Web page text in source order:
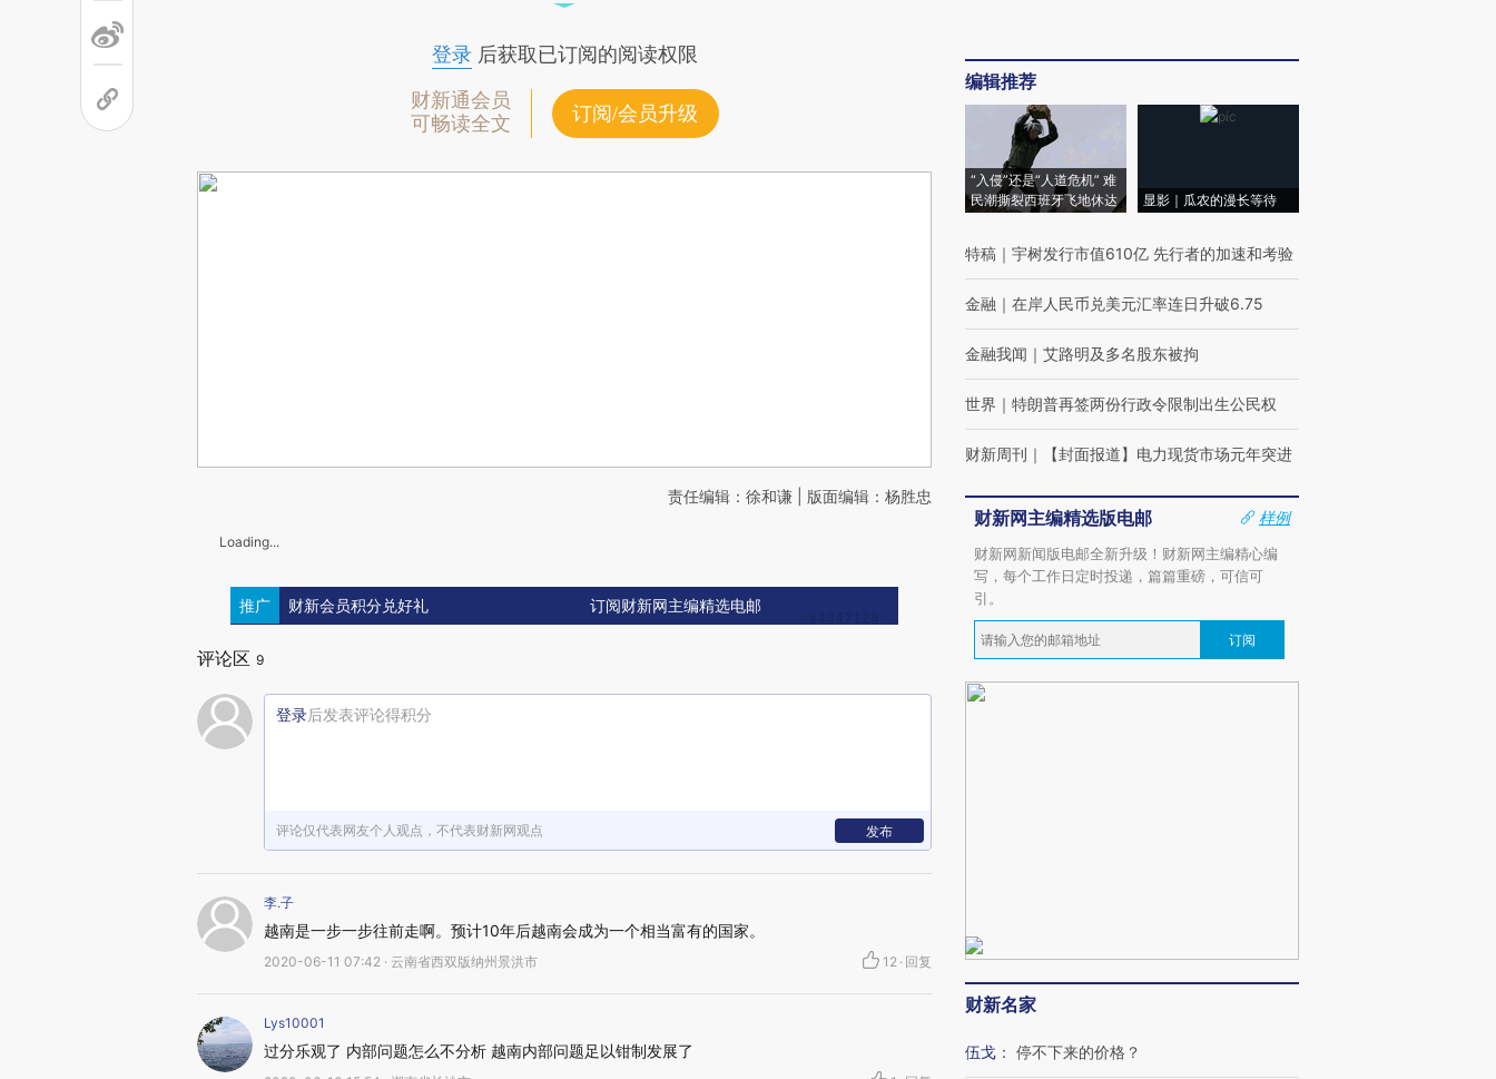
登录后获取已订阅的阅读权限
财新通会员
可畅读全文
订阅/会员升级
责任编辑：徐和谦 | 版面编辑：杨胜忠
Loading...
推广 财新会员积分兑好礼 订阅财新网主编精选电邮
评论区 9
登录后发表评论得积分
评论仅代表网友个人观点，不代表财新网观点 发布
李.子
越南是一步一步往前走啊。预计10年后越南会成为一个相当富有的国家。
2020-06-11 07:42 · 云南省西双版纳州景洪市 12 · 回复
Lys10001
过分乐观了 内部问题怎么不分析 越南内部问题足以钳制发展了
编辑推荐
“入侵”还是“人道危机” 难
民潮撕裂西班牙飞地休达
显影｜瓜农的漫长等待
特稿 ｜ 宇树发行市值610亿 先行者的加速和考验
金融 ｜ 在岸人民币兑美元汇率连日升破6.75
金融我闻 ｜ 艾路明及多名股东被拘
世界 ｜ 特朗普再签两份行政令限制出生公民权
财新周刊 ｜ 【封面报道】电力现货市场元年突进
财新网主编精选版电邮
样例
财新网新闻版电邮全新升级！财新网主编精心编
写，每个工作日定时投递，篇篇重磅，可信可
引。
订阅
财新名家
伍戈 ： 停不下来的价格？